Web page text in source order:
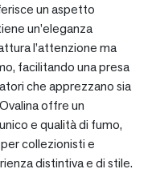
un aspetto
un’eleganza
l’attenzione ma
facilitando una presa
che apprezzano sia
offre un
e qualità di fumo,
collezionisti e
distintiva e di stile.